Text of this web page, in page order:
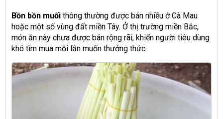
Bồn bồn muối thông thường được bán nhiều ở Cà Mau
hoặc một số vùng đất miền Tây. Ở thị trường miền Bắc,
món ăn này chưa được bán rộng rãi, khiến người tiêu dùng
khó tìm mua mỗi lần muốn thưởng thức.